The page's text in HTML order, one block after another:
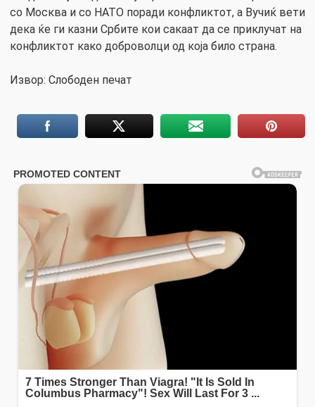
со Москва и со НАТО поради конфликтот, а Вучиќ вети
дека ќе ги казни Србите кои сакаат да се приклучат на
конфликтот како доброволци од која било страна.
Извор: Слободен печат